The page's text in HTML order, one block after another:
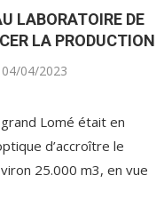
LABORATOIRE DE
LA PRODUCTION
04/04/2023
Lomé était en
d’accroître le
25.000 m3, en vue